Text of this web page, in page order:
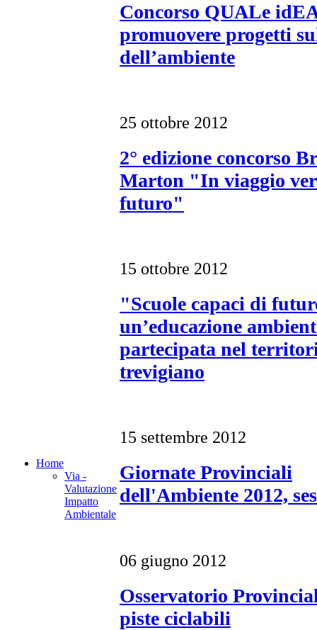
Home
Via -
Valutazione
Impatto
Ambientale
Concorso QUALe
promuovere progetti
dell’ambiente
25 ottobre 2012
2° edizione concorso
Marton "In viaggio
futuro"
15 ottobre 2012
"Scuole capaci di
un’educazione
partecipata nel
trevigiano
15 settembre 2012
Giornate Provinciali
dell'Ambiente 2012,
06 giugno 2012
Osservatorio
piste ciclabili